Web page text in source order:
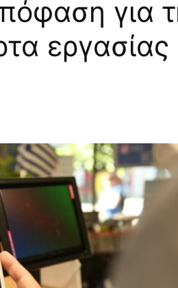
για
εργασίας